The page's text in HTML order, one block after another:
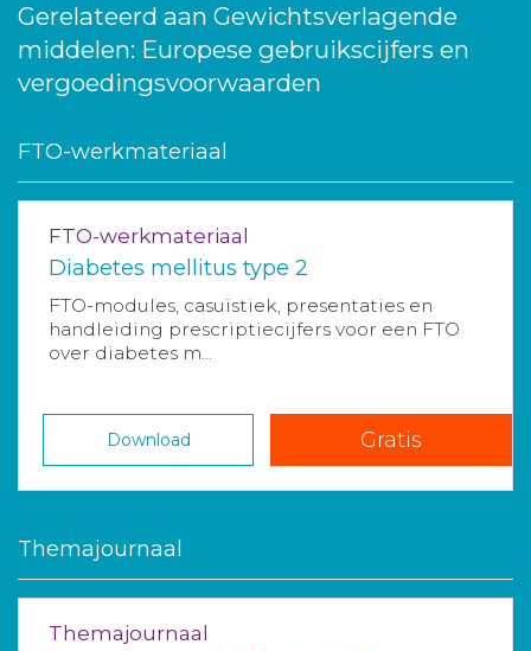
Gerelateerd aan Gewichtsverlagende
middelen: Europese gebruikscijfers en
vergoedingsvoorwaarden
FTO-werkmateriaal
FTO-werkmateriaal
Diabetes mellitus type 2
FTO-modules, casuïstiek, presentaties en
handleiding prescriptiecijfers voor een FTO
over diabetes m...
Download Gratis
Themajournaal
Themajournaal